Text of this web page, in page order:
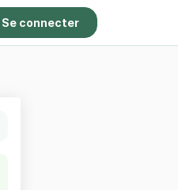
Se connecter